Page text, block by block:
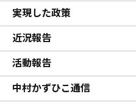
実現した政策
近況報告
活動報告
中村かずひこ通信